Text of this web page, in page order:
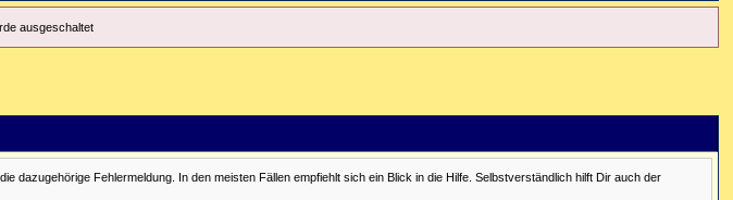
ausgeschaltet
Fehlermeldung. In den meisten Fällen empfiehlt sich ein Blick in die Hilfe. Selbstverständlich hilft Dir auch der